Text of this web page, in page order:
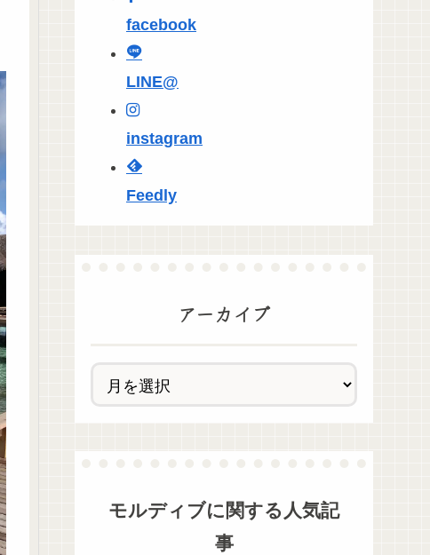
facebook
LINE@
instagram
Feedly
アーカイブ
モルディブに関する人気記
事